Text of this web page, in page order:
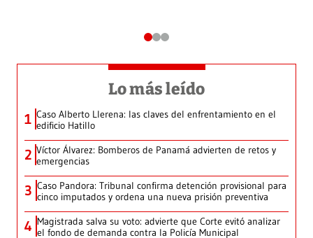
Lo más leído
1 Caso Alberto Llerena: las claves del enfrentamiento en el
edificio Hatillo
2 Víctor Álvarez: Bomberos de Panamá advierten de retos y
emergencias
3 Caso Pandora: Tribunal confirma detención provisional para
cinco imputados y ordena una nueva prisión preventiva
4 Magistrada salva su voto: advierte que Corte evitó analizar
el fondo de demanda contra la Policía Municipal